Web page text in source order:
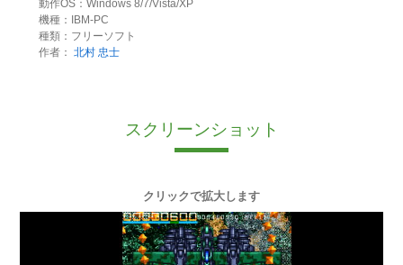
動作OS：Windows 8/7/Vista/XP
機種：IBM-PC
種類：フリーソフト
作者： 北村 忠士
スクリーンショット
クリックで拡大します